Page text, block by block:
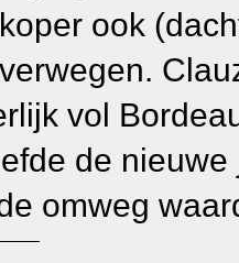
ook
vol
de
omweg